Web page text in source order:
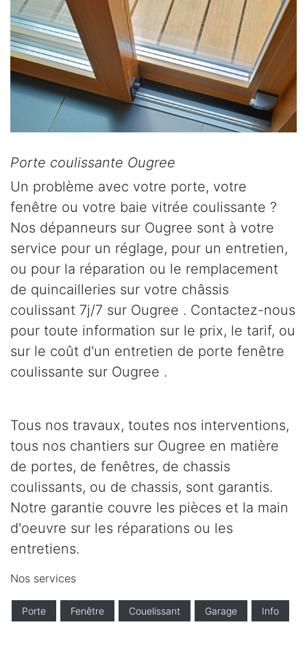
Porte coulissante Ougree
Un problème avec votre porte, votre
fenêtre ou votre baie vitrée coulissante ?
Nos dépanneurs sur Ougree sont à votre
service pour un réglage, pour un entretien,
ou pour la réparation ou le remplacement
de quincailleries sur votre châssis
coulissant 7j/7 sur Ougree . Contactez-nous
pour toute information sur le prix, le tarif, ou
sur le coût d'un entretien de porte fenêtre
coulissante sur Ougree .
Tous nos travaux, toutes nos interventions,
tous nos chantiers sur Ougree en matière
de portes, de fenêtres, de chassis
coulissants, ou de chassis, sont garantis.
Notre garantie couvre les pièces et la main
d'oeuvre sur les réparations ou les
entretiens.
Nos services
Porte Fenêtre Couelissant Garage Info